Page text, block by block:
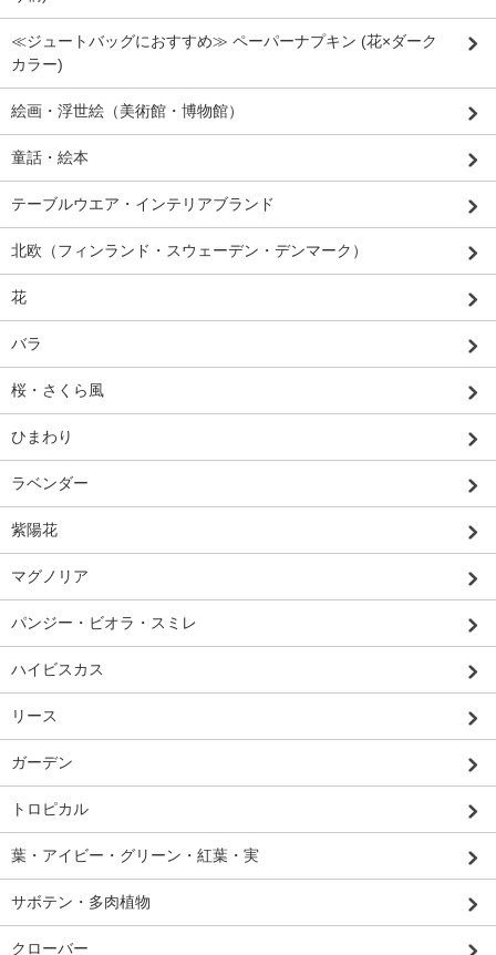
≪ジュートバッグにおすすめ≫ ペーパーナプキン (花×ダーク
カラー)
絵画・浮世絵（美術館・博物館）
童話・絵本
テーブルウエア・インテリアブランド
北欧（フィンランド・スウェーデン・デンマーク）
花
バラ
桜・さくら風
ひまわり
ラベンダー
紫陽花
マグノリア
パンジー・ビオラ・スミレ
ハイビスカス
リース
ガーデン
トロピカル
葉・アイビー・グリーン・紅葉・実
サボテン・多肉植物
クローバー